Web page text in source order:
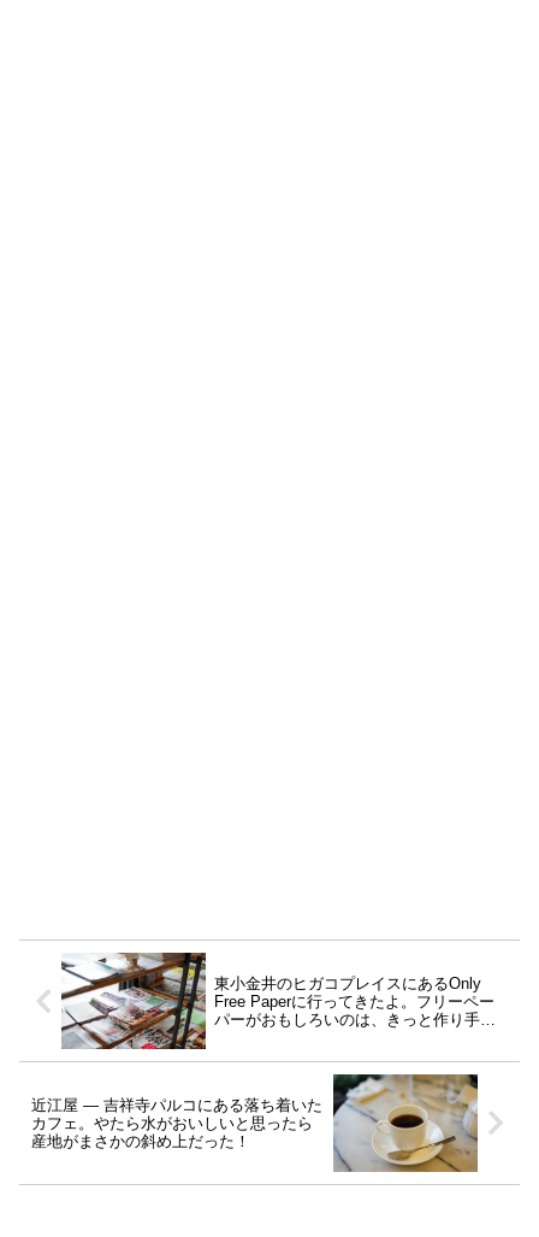
東小金井のヒガコプレイスにあるOnly
Free Paperに行ってきたよ。フリーペー
パーがおもしろいのは、きっと作り手の
近江屋 ― 吉祥寺パルコにある落ち着いた
カフェ。やたら水がおいしいと思ったら
産地がまさかの斜め上だった！